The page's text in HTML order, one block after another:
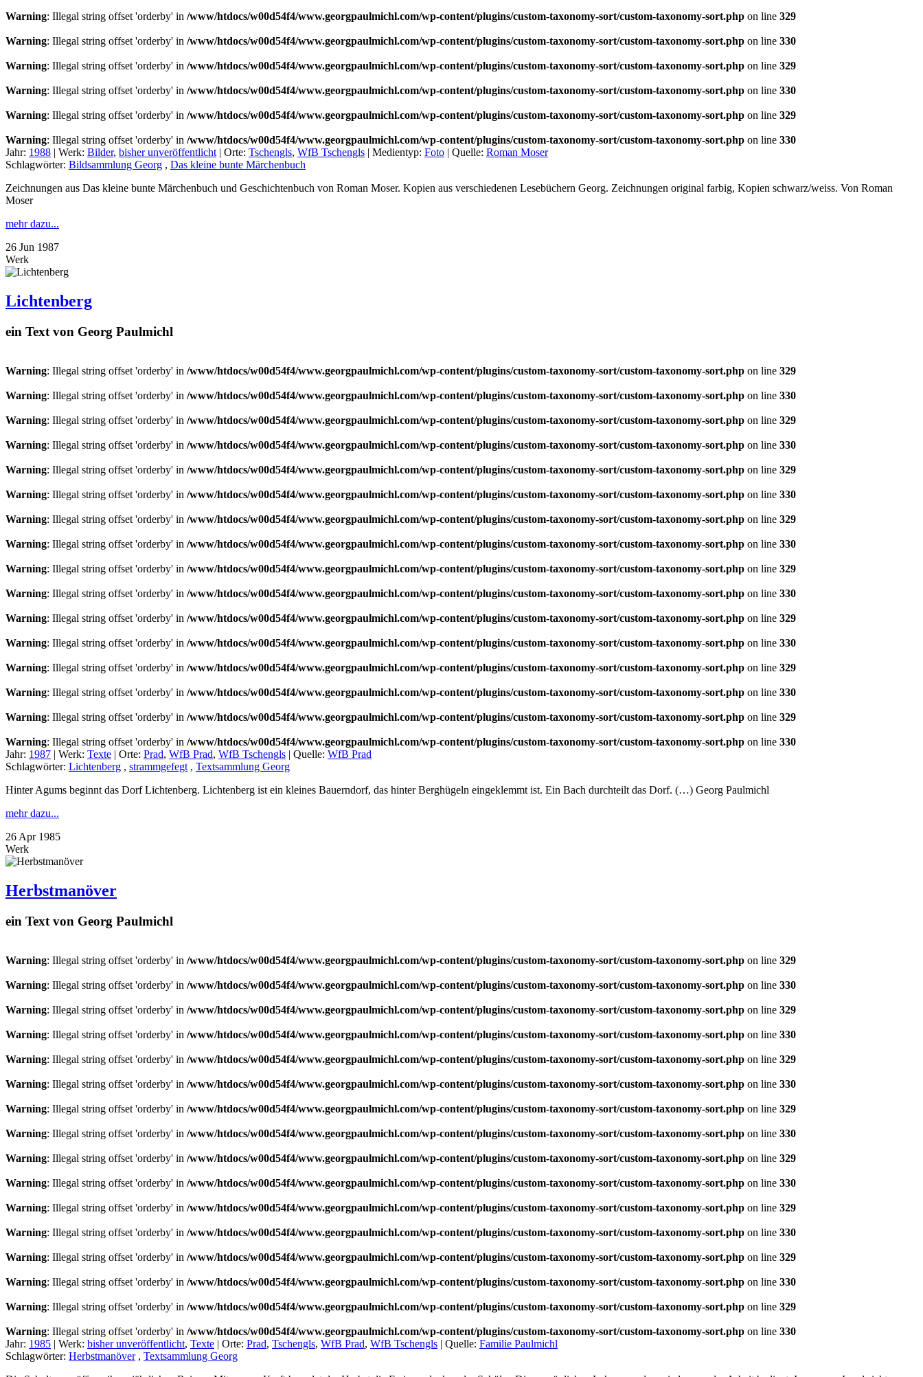
Warning: Illegal string offset 'orderby' in /www/htdocs/w00d54f4/www.georgpaulmichl.com/wp-content/plugins/custom-taxonomy-sort/custom-taxonomy-sort.php on line 329
Warning: Illegal string offset 'orderby' in /www/htdocs/w00d54f4/www.georgpaulmichl.com/wp-content/plugins/custom-taxonomy-sort/custom-taxonomy-sort.php on line 330
Warning: Illegal string offset 'orderby' in /www/htdocs/w00d54f4/www.georgpaulmichl.com/wp-content/plugins/custom-taxonomy-sort/custom-taxonomy-sort.php on line 329
Warning: Illegal string offset 'orderby' in /www/htdocs/w00d54f4/www.georgpaulmichl.com/wp-content/plugins/custom-taxonomy-sort/custom-taxonomy-sort.php on line 330
Warning: Illegal string offset 'orderby' in /www/htdocs/w00d54f4/www.georgpaulmichl.com/wp-content/plugins/custom-taxonomy-sort/custom-taxonomy-sort.php on line 329
Warning: Illegal string offset 'orderby' in /www/htdocs/w00d54f4/www.georgpaulmichl.com/wp-content/plugins/custom-taxonomy-sort/custom-taxonomy-sort.php on line 330
Jahr: 1988 | Werk: Bilder, bisher unveröffentlicht| Orte: Tschengls, WfB Tschengls | Medientyp: Foto | Quelle: Roman Moser
Schlagwörter: Bildsammlung Georg , Das kleine bunte Märchenbuch
Zeichnungen aus Das kleine bunte Märchenbuch und Geschichtenbuch von Roman Moser. Kopien aus verschiedenen Lesebüchern Georg. Zeichnungen original farbig, Kopien schwarz/weiss. Von Roman
Moser
mehr dazu...
26 Jun 1987
Werk
Lichtenberg
ein Text von Georg Paulmichl
Warning: Illegal string offset 'orderby' in /www/htdocs/w00d54f4/www.georgpaulmichl.com/wp-content/plugins/custom-taxonomy-sort/custom-taxonomy-sort.php on line 329
Warning: Illegal string offset 'orderby' in /www/htdocs/w00d54f4/www.georgpaulmichl.com/wp-content/plugins/custom-taxonomy-sort/custom-taxonomy-sort.php on line 330
Warning: Illegal string offset 'orderby' in /www/htdocs/w00d54f4/www.georgpaulmichl.com/wp-content/plugins/custom-taxonomy-sort/custom-taxonomy-sort.php on line 329
Warning: Illegal string offset 'orderby' in /www/htdocs/w00d54f4/www.georgpaulmichl.com/wp-content/plugins/custom-taxonomy-sort/custom-taxonomy-sort.php on line 330
Warning: Illegal string offset 'orderby' in /www/htdocs/w00d54f4/www.georgpaulmichl.com/wp-content/plugins/custom-taxonomy-sort/custom-taxonomy-sort.php on line 329
Warning: Illegal string offset 'orderby' in /www/htdocs/w00d54f4/www.georgpaulmichl.com/wp-content/plugins/custom-taxonomy-sort/custom-taxonomy-sort.php on line 330
Warning: Illegal string offset 'orderby' in /www/htdocs/w00d54f4/www.georgpaulmichl.com/wp-content/plugins/custom-taxonomy-sort/custom-taxonomy-sort.php on line 329
Warning: Illegal string offset 'orderby' in /www/htdocs/w00d54f4/www.georgpaulmichl.com/wp-content/plugins/custom-taxonomy-sort/custom-taxonomy-sort.php on line 330
Warning: Illegal string offset 'orderby' in /www/htdocs/w00d54f4/www.georgpaulmichl.com/wp-content/plugins/custom-taxonomy-sort/custom-taxonomy-sort.php on line 329
Warning: Illegal string offset 'orderby' in /www/htdocs/w00d54f4/www.georgpaulmichl.com/wp-content/plugins/custom-taxonomy-sort/custom-taxonomy-sort.php on line 330
Warning: Illegal string offset 'orderby' in /www/htdocs/w00d54f4/www.georgpaulmichl.com/wp-content/plugins/custom-taxonomy-sort/custom-taxonomy-sort.php on line 329
Warning: Illegal string offset 'orderby' in /www/htdocs/w00d54f4/www.georgpaulmichl.com/wp-content/plugins/custom-taxonomy-sort/custom-taxonomy-sort.php on line 330
Warning: Illegal string offset 'orderby' in /www/htdocs/w00d54f4/www.georgpaulmichl.com/wp-content/plugins/custom-taxonomy-sort/custom-taxonomy-sort.php on line 329
Warning: Illegal string offset 'orderby' in /www/htdocs/w00d54f4/www.georgpaulmichl.com/wp-content/plugins/custom-taxonomy-sort/custom-taxonomy-sort.php on line 330
Warning: Illegal string offset 'orderby' in /www/htdocs/w00d54f4/www.georgpaulmichl.com/wp-content/plugins/custom-taxonomy-sort/custom-taxonomy-sort.php on line 329
Warning: Illegal string offset 'orderby' in /www/htdocs/w00d54f4/www.georgpaulmichl.com/wp-content/plugins/custom-taxonomy-sort/custom-taxonomy-sort.php on line 330
Jahr: 1987 | Werk: Texte | Orte: Prad, WfB Prad, WfB Tschengls | Quelle: WfB Prad
Schlagwörter: Lichtenberg , strammgefegt , Textsammlung Georg
Hinter Agums beginnt das Dorf Lichtenberg. Lichtenberg ist ein kleines Bauerndorf, das hinter Berghügeln eingeklemmt ist. Ein Bach durchteilt das Dorf. (…) Georg Paulmichl
mehr dazu...
26 Apr 1985
Werk
Herbstmanöver
ein Text von Georg Paulmichl
Warning: Illegal string offset 'orderby' in /www/htdocs/w00d54f4/www.georgpaulmichl.com/wp-content/plugins/custom-taxonomy-sort/custom-taxonomy-sort.php on line 329
Warning: Illegal string offset 'orderby' in /www/htdocs/w00d54f4/www.georgpaulmichl.com/wp-content/plugins/custom-taxonomy-sort/custom-taxonomy-sort.php on line 330
Warning: Illegal string offset 'orderby' in /www/htdocs/w00d54f4/www.georgpaulmichl.com/wp-content/plugins/custom-taxonomy-sort/custom-taxonomy-sort.php on line 329
Warning: Illegal string offset 'orderby' in /www/htdocs/w00d54f4/www.georgpaulmichl.com/wp-content/plugins/custom-taxonomy-sort/custom-taxonomy-sort.php on line 330
Warning: Illegal string offset 'orderby' in /www/htdocs/w00d54f4/www.georgpaulmichl.com/wp-content/plugins/custom-taxonomy-sort/custom-taxonomy-sort.php on line 329
Warning: Illegal string offset 'orderby' in /www/htdocs/w00d54f4/www.georgpaulmichl.com/wp-content/plugins/custom-taxonomy-sort/custom-taxonomy-sort.php on line 330
Warning: Illegal string offset 'orderby' in /www/htdocs/w00d54f4/www.georgpaulmichl.com/wp-content/plugins/custom-taxonomy-sort/custom-taxonomy-sort.php on line 329
Warning: Illegal string offset 'orderby' in /www/htdocs/w00d54f4/www.georgpaulmichl.com/wp-content/plugins/custom-taxonomy-sort/custom-taxonomy-sort.php on line 330
Warning: Illegal string offset 'orderby' in /www/htdocs/w00d54f4/www.georgpaulmichl.com/wp-content/plugins/custom-taxonomy-sort/custom-taxonomy-sort.php on line 329
Warning: Illegal string offset 'orderby' in /www/htdocs/w00d54f4/www.georgpaulmichl.com/wp-content/plugins/custom-taxonomy-sort/custom-taxonomy-sort.php on line 330
Warning: Illegal string offset 'orderby' in /www/htdocs/w00d54f4/www.georgpaulmichl.com/wp-content/plugins/custom-taxonomy-sort/custom-taxonomy-sort.php on line 329
Warning: Illegal string offset 'orderby' in /www/htdocs/w00d54f4/www.georgpaulmichl.com/wp-content/plugins/custom-taxonomy-sort/custom-taxonomy-sort.php on line 330
Warning: Illegal string offset 'orderby' in /www/htdocs/w00d54f4/www.georgpaulmichl.com/wp-content/plugins/custom-taxonomy-sort/custom-taxonomy-sort.php on line 329
Warning: Illegal string offset 'orderby' in /www/htdocs/w00d54f4/www.georgpaulmichl.com/wp-content/plugins/custom-taxonomy-sort/custom-taxonomy-sort.php on line 330
Warning: Illegal string offset 'orderby' in /www/htdocs/w00d54f4/www.georgpaulmichl.com/wp-content/plugins/custom-taxonomy-sort/custom-taxonomy-sort.php on line 329
Warning: Illegal string offset 'orderby' in /www/htdocs/w00d54f4/www.georgpaulmichl.com/wp-content/plugins/custom-taxonomy-sort/custom-taxonomy-sort.php on line 330
Jahr: 1985 | Werk: bisher unveröffentlicht, Texte | Orte: Prad, Tschengls, WfB Prad, WfB Tschengls | Quelle: Familie Paulmichl
Schlagwörter: Herbstmanöver, Textsammlung Georg